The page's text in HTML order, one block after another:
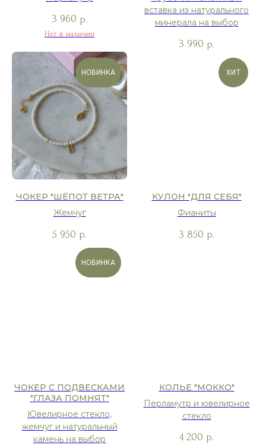
3 960 р.
Нет в наличии
вставка из натурального
минерала на выбор
3 990 р.
НОВИНКА
ЧОКЕР "ШЁПОТ ВЕТРА"
Жемчуг
5 950 р.
ХИТ
КУЛОН "ДЛЯ СЕБЯ"
Фианиты
3 850 р.
НОВИНКА
ЧОКЕР С ПОДВЕСКАМИ
"ГЛАЗА ПОМНЯТ"
Ювелирное стекло,
жемчуг и натуральный
камень на выбор
КОЛЬЕ "МОККО"
Перламутр и ювелирное
стекло
4 200 р.